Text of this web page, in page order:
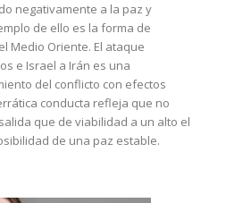
negativamente a la paz y
de ello es la forma de
Medio Oriente. El ataque
e Israel a Irán es una
del conflicto con efectos
conducta refleja que no
que de viabilidad a un alto el
de una paz estable.